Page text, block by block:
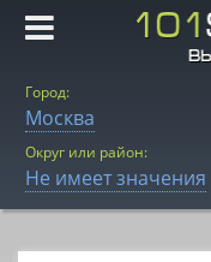
Город:
Москва
Округ или район:
Не имеет значения